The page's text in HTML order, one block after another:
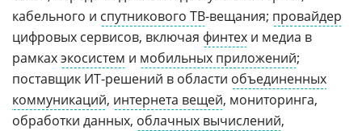
кабельного и спутникового ТВ-вещания; провайдер
цифровых сервисов, включая финтех и медиа в
рамкахэкосистем и мобильных приложений;
поставщик ИТ-решений в области объединенных
коммуникаций, интернета вещей, мониторинга,
обработки данных, облачных вычислений,